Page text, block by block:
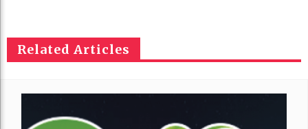
Related Articles